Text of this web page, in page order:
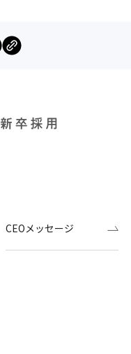
CEOメッセージ